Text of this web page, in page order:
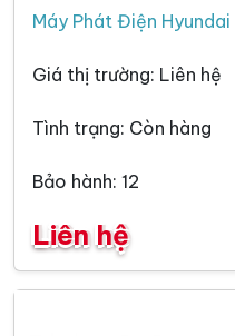
Máy Phát Điện Hyundai
Giá thị trường: Liên hệ
Tình trạng: Còn hàng
Bảo hành: 12
Liên hệ